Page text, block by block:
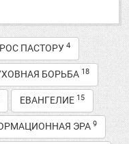
ПАСТОРУ 4
БОРЬБА 18
ЕВАНГЕЛИЕ 15
ЭРА 9